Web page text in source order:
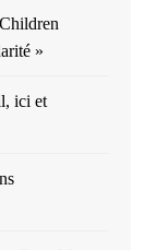
»
ici et